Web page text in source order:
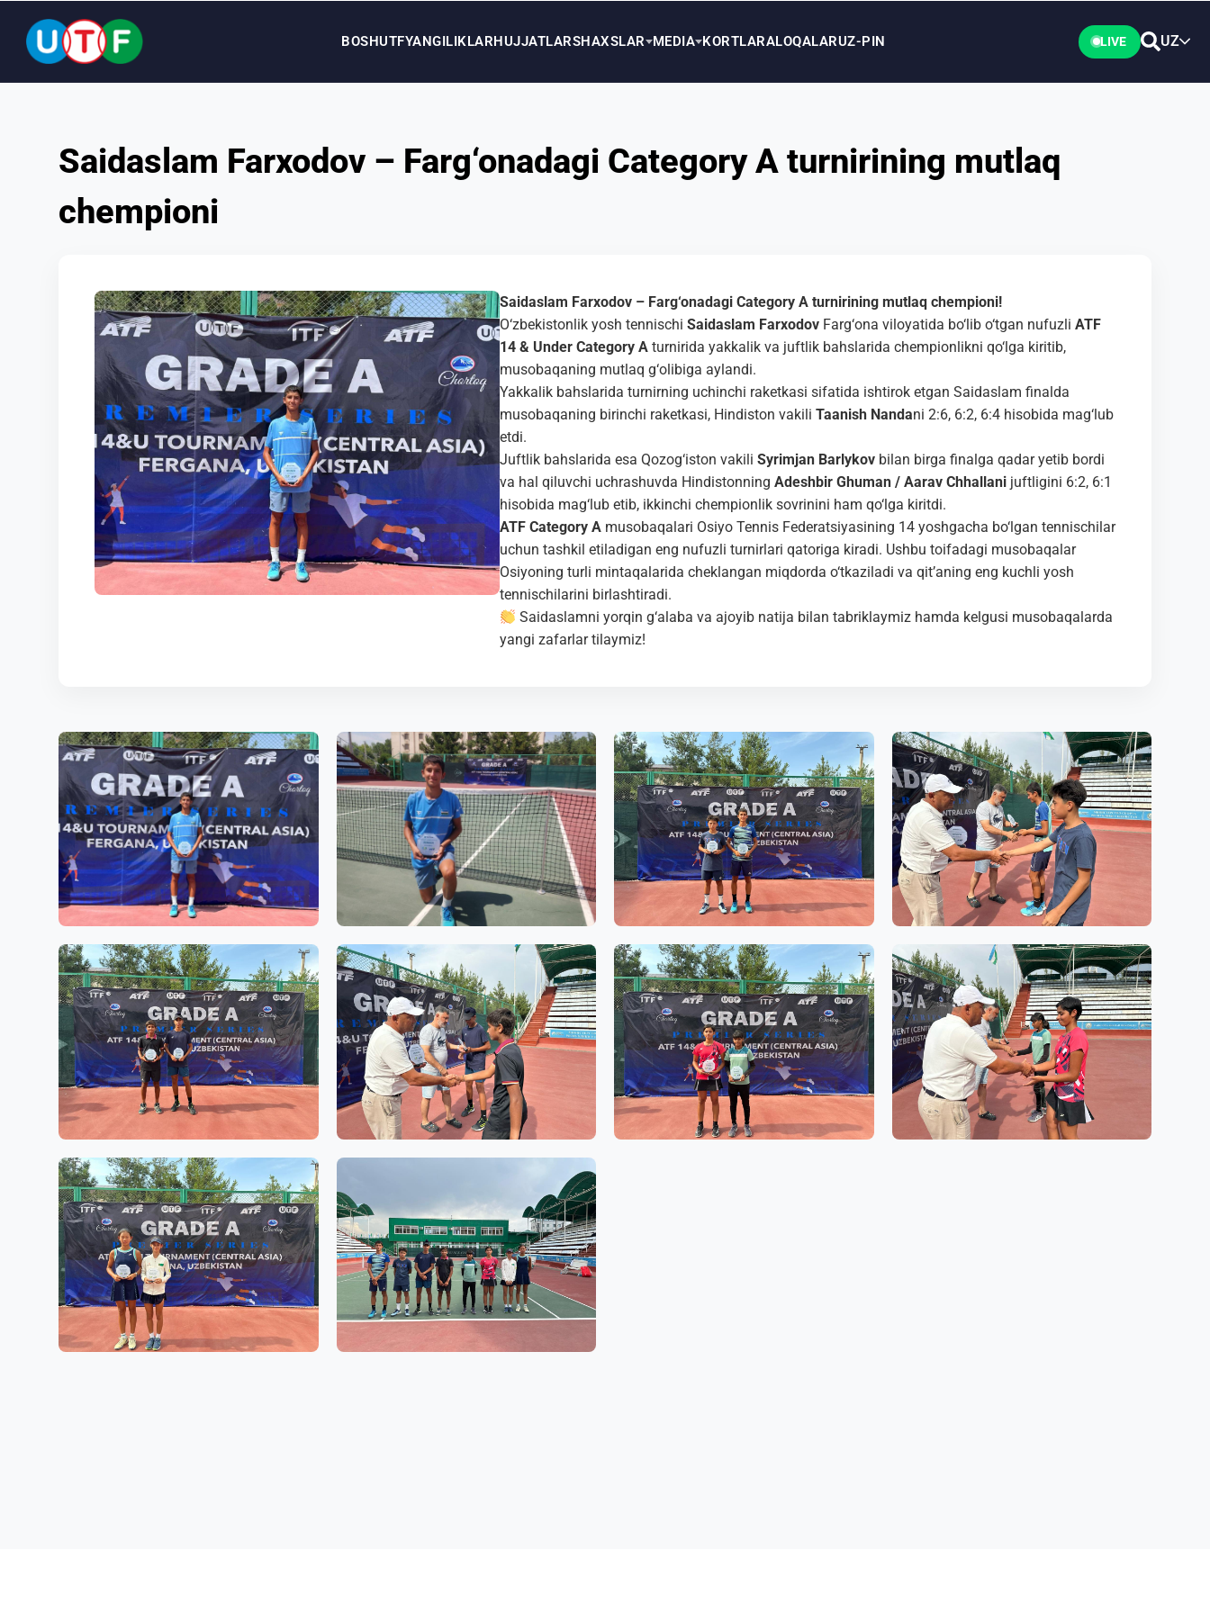
BOSHUTFYANGILIKLARHUJJATLARSHAXSLAR MEDIA KORTLARALOQALARUZ-PIN LIVE UZ
HUJJATLAR
SHAXSLAR
KORTLAR
ALOQALAR
Saidaslam Farxodov – Farg‘onadagi Category A turnirining mutlaq
chempioni
Saidaslam Farxodov – Farg‘onadagi Category A turnirining mutlaq chempioni!
O‘zbekistonlik yosh tennischi Saidaslam Farxodov Farg‘ona viloyatida bo‘lib o‘tgan nufuzli ATF
14 & Under Category A turnirida yakkalik va juftlik bahslarida chempionlikni qo‘lga kiritib,
musobaqaning mutlaq g‘olibiga aylandi.
Yakkalik bahslarida turnirning uchinchi raketkasi sifatida ishtirok etgan Saidaslam finalda
musobaqaning birinchi raketkasi, Hindiston vakili Taanish Nandani 2:6, 6:2, 6:4 hisobida mag‘lub
etdi.
Juftlik bahslarida esa Qozog‘iston vakili Syrimjan Barlykov bilan birga finalga qadar yetib bordi
va hal qiluvchi uchrashuvda Hindistonning Adeshbir Ghuman / Aarav Chhallani juftligini 6:2, 6:1
hisobida mag‘lub etib, ikkinchi chempionlik sovrinini ham qo‘lga kiritdi.
ATF Category A musobaqalari Osiyo Tennis Federatsiyasining 14 yoshgacha bo‘lgan tennischilar
uchun tashkil etiladigan eng nufuzli turnirlari qatoriga kiradi. Ushbu toifadagi musobaqalar
Osiyoning turli mintaqalarida cheklangan miqdorda o‘tkaziladi va qit’aning eng kuchli yosh
tennischilarini birlashtiradi.
Saidaslamni yorqin g‘alaba va ajoyib natija bilan tabriklaymiz hamda kelgusi musobaqalarda
yangi zafarlar tilaymiz!